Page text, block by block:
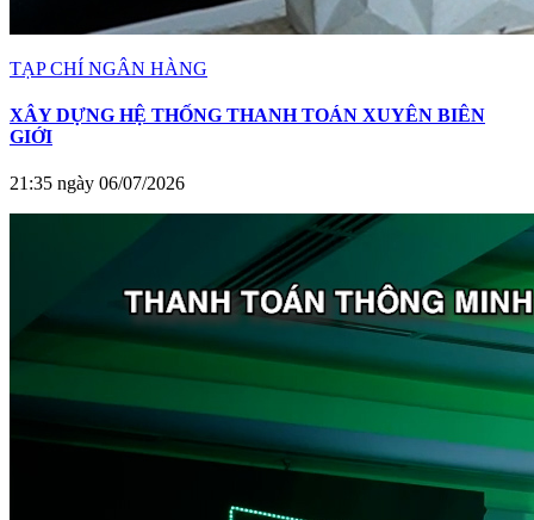
TẠP CHÍ NGÂN HÀNG
XÂY DỰNG HỆ THỐNG THANH TOÁN XUYÊN BIÊN
GIỚI
21:35 ngày 06/07/2026